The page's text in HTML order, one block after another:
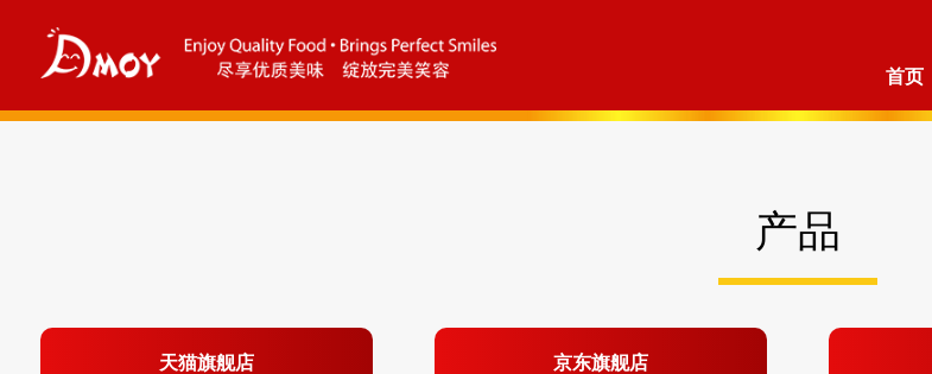
首页
产品
天猫旗舰店 京东旗舰店